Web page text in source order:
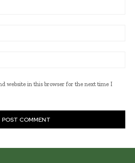
website in this browser for the next time I